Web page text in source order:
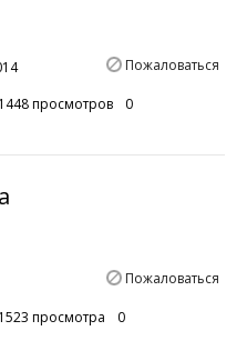
Пожаловаться
1448 просмотров 0
Пожаловаться
1523 просмотра 0